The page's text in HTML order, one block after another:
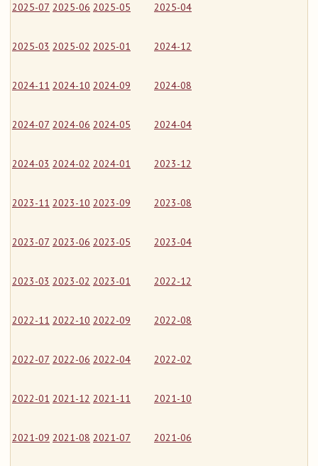
2025-07 2025-06 2025-05 2025-04
2025-03 2025-02 2025-01 2024-12
2024-11 2024-10 2024-09 2024-08
2024-07 2024-06 2024-05 2024-04
2024-03 2024-02 2024-01 2023-12
2023-11 2023-10 2023-09 2023-08
2023-07 2023-06 2023-05 2023-04
2023-03 2023-02 2023-01 2022-12
2022-11 2022-10 2022-09 2022-08
2022-07 2022-06 2022-04 2022-02
2022-01 2021-12 2021-11 2021-10
2021-09 2021-08 2021-07 2021-06